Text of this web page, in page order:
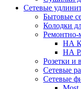
Сетевые
Бытовые
Колодки
НА
НА
Розетки и
Сетевые
Сетевые